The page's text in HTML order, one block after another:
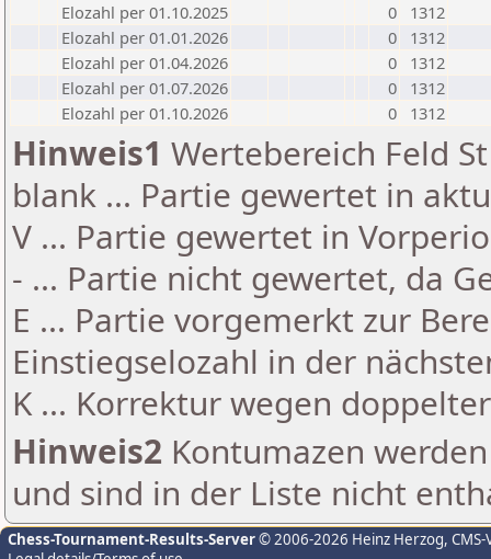
Elozahl per 01.10.2025
0
1312
Elozahl per 01.01.2026
0
1312
Elozahl per 01.04.2026
0
1312
Elozahl per 01.07.2026
0
1312
Elozahl per 01.10.2026
0 1312
Hinweis1 Wertebereich Feld
blank ... Partie gewertet in
V ... Partie gewertet in
- ... Partie nicht gewertet, da
E ... Partie vorgemerkt zur
Einstiegselozahl in der
K ... Korrektur wegen
Hinweis2 Kontumazen
und sind in der Liste nicht
Chess-Tournament-Results-Server© 2006-2026 Heinz Herzog,